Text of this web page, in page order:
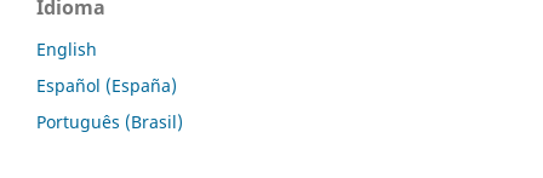
Idioma
English
Español (España)
Português (Brasil)